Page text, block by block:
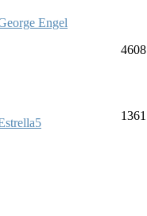
Engel
4608
1361